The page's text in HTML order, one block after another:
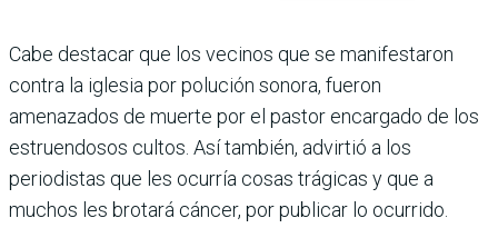
Cabe destacar que los vecinos que se manifestaron
contra la iglesia por polución sonora, fueron
amenazados de muerte por el pastor encargado de los
estruendosos cultos. Así también, advirtió a los
periodistas que les ocurría cosas trágicas y que a
muchos les brotará cáncer, por publicar lo ocurrido.